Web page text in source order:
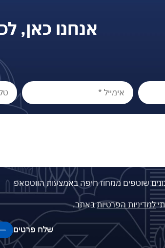
אנחנו כאן,
שוטפים ממחוז חיפה באמצעות הווטסאפ
למדיניות הפרטיותבאתר.
שלח פרטים